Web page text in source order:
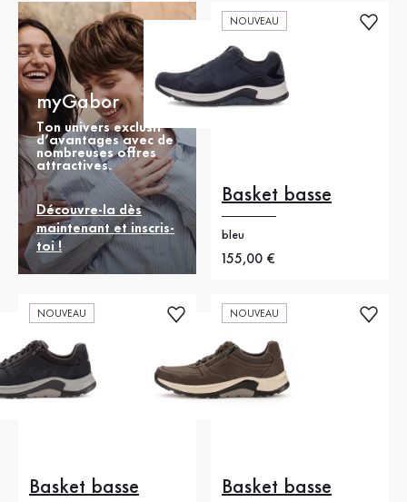
myGabor
Ton univers exclusif
d’avantages avec de
nombreuses offres
attractives.
Découvre-la dès
maintenant et inscris-
toi !
NOUVEAU
Basket basse
bleu
Nouveau prix
155,00 €
NOUVEAU
Basket basse
NOUVEAU
Basket basse